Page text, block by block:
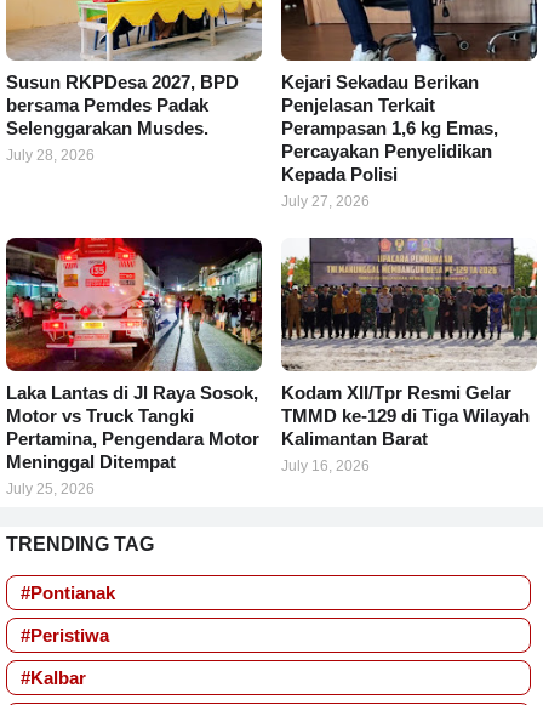
Susun RKPDesa 2027, BPD
bersama Pemdes Padak
Selenggarakan Musdes.
July 28, 2026
Kejari Sekadau Berikan
Penjelasan Terkait
Perampasan 1,6 kg Emas,
Percayakan Penyelidikan
Kepada Polisi
July 27, 2026
Laka Lantas di Jl Raya Sosok,
Motor vs Truck Tangki
Pertamina, Pengendara Motor
Meninggal Ditempat
July 25, 2026
Kodam XII/Tpr Resmi Gelar
TMMD ke-129 di Tiga Wilayah
Kalimantan Barat
July 16, 2026
TRENDING TAG
#Pontianak
#Peristiwa
#Kalbar